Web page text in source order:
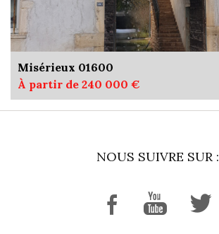
Misérieux 01600
À partir de 240 000 €
NOUS SUIVRE SUR :